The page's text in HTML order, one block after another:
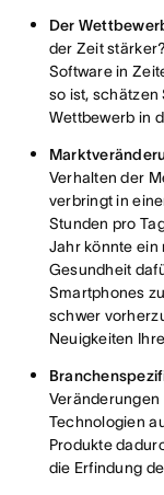
Der
der Zeit
Software in
so ist, schätzen
Wettbewerb in
Verhalten der
verbringt in
Stunden pro
Jahr könnte ein
Gesundheit
Smartphones
schwer
Neuigkeiten
Veränderungen
Technologien
Produkte
die Erfindung